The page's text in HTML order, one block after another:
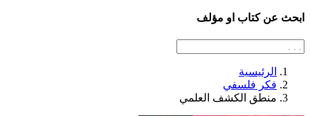
ابحث عن كتاب او مؤلف
الرئيسية
فكر فلسفي
منطق الكشف العلمي